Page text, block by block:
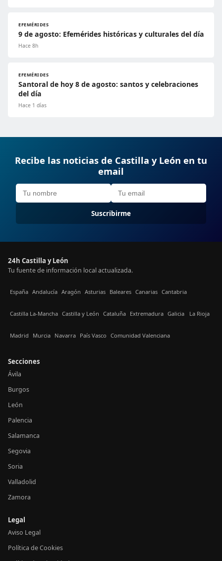
EFEMÉRIDES
9 de agosto: Efemérides históricas y culturales del día
Hace 8h
EFEMÉRIDES
Santoral de hoy 8 de agosto: santos y celebraciones
del día
Hace 1 días
Recibe las noticias de Castilla y León en tu
email
Suscribirme
24h Castilla y León
Tu fuente de información local actualizada.
España Andalucía Aragón Asturias Baleares Canarias Cantabria
Castilla La-Mancha Castilla y León Cataluña Extremadura Galicia La Rioja
Madrid Murcia Navarra País Vasco Comunidad Valenciana
Secciones
Ávila
Burgos
León
Palencia
Salamanca
Segovia
Soria
Valladolid
Zamora
Legal
Aviso Legal
Política de Cookies